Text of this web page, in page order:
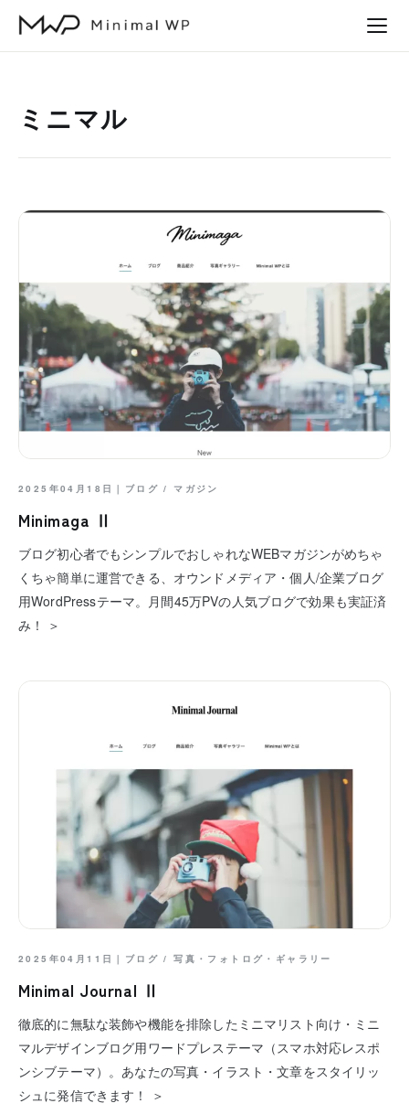
ミニマル
2025年04月18日｜ ブログ / マガジン
Minimaga Ⅱ
ブログ初心者でもシンプルでおしゃれなWEBマガジンがめちゃ
くちゃ簡単に運営できる、オウンドメディア・個人/企業ブログ
用WordPressテーマ。月間45万PVの人気ブログで効果も実証済
み！ ＞
2025年04月11日｜ ブログ /写真・フォトログ・ギャラリー
Minimal Journal Ⅱ
徹底的に無駄な装飾や機能を排除したミニマリスト向け・ミニ
マルデザインブログ用ワードプレステーマ（スマホ対応レスポ
ンシブテーマ）。あなたの写真・イラスト・文章をスタイリッ
シュに発信できます！ ＞